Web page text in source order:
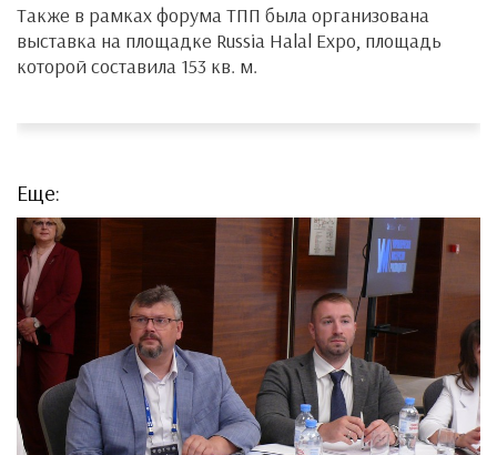
Также в рамках форума ТПП была организована
выставка на площадке Russia Halal Expo, площадь
которой составила 153 кв. м.
Еще: